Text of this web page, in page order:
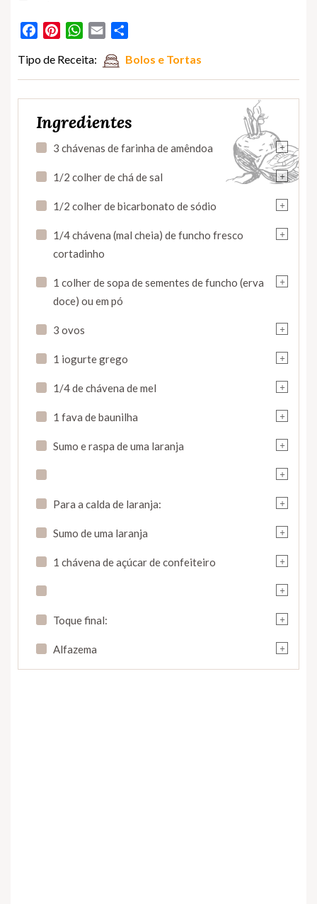
FacebookPinterestWhatsApp
Email
Tipo de Receita: Bolos e Tortas
Ingredientes
+
3 chávenas de farinha de amêndoa
+
1/2 colher de chá de sal
+
1/2 colher de bicarbonato de sódio
+
1/4 chávena (mal cheia) de funcho fresco
cortadinho
+
1 colher de sopa de sementes de funcho (erva
doce) ou em pó
+
3 ovos
+
1 iogurte grego
+
1/4 de chávena de mel
+
1 fava de baunilha
+
Sumo e raspa de uma laranja
+
+
Para a calda de laranja:
+
Sumo de uma laranja
+
1 chávena de açúcar de confeiteiro
+
+
Toque final:
+
Alfazema